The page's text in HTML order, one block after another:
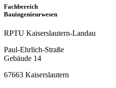
Fachbereich
Bauingenieurwesen
RPTU Kaiserslautern-Landau
Paul-Ehrlich-Straße
Gebäude 14
67663 Kaiserslautern